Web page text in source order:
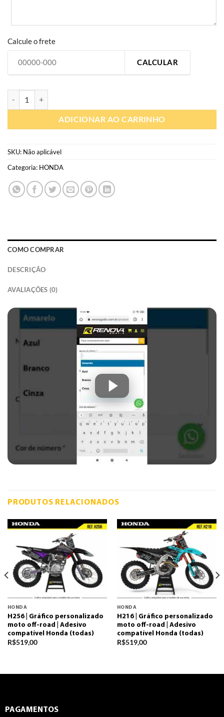
Calcule o frete
CALCULAR
ADICIONAR AO CARRINHO
SKU: Não aplicável
Categoria: HONDA
COMO COMPRAR
DESCRIÇÃO
AVALIAÇÕES (0)
PRODUTOS RELACIONADOS
HONDA
H256 | Gráfico personalizado
moto off-road | Adesivo
compatível Honda (todas)
R$519,00
HONDA
H216 | Gráfico personalizado
moto off-road | Adesivo
compatível Honda (todas)
R$519,00
PAGAMENTOS